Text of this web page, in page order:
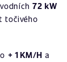
72 kW
točivého
+ 1 KM/H a